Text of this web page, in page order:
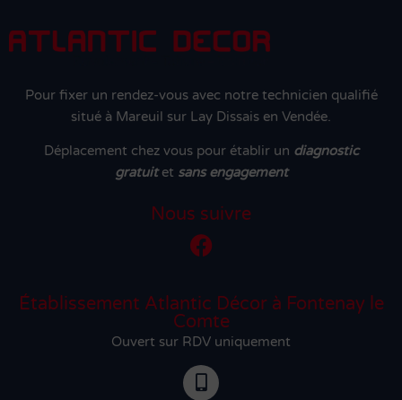
Pour fixer un rendez-vous avec notre technicien qualifié
situé à Mareuil sur Lay Dissais en Vendée.
Déplacement chez vous pour établir un diagnostic
gratuitet sans engagement
Nous suivre
Établissement Atlantic Décor à Fontenay le
Comte
Ouvert sur RDV uniquement